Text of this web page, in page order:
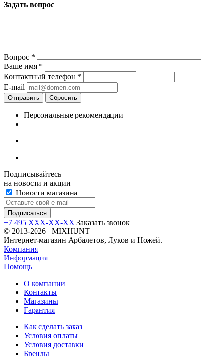
Задать вопрос
Вопрос *
Ваше имя *
Контактный телефон *
E-mail
Отправить Сбросить
Персональные рекомендации
Подписывайтесь
на новости и акции
Новости магазина
+7 495 XXX-XX-XX Заказать звонок
© 2013-2026 MIXHUNT
Интернет-магазин Арбалетов, Луков и Ножей.
Компания
Информация
Помощь
О компании
Контакты
Магазины
Гарантия
Как сделать заказ
Условия оплаты
Условия доставки
Бренды